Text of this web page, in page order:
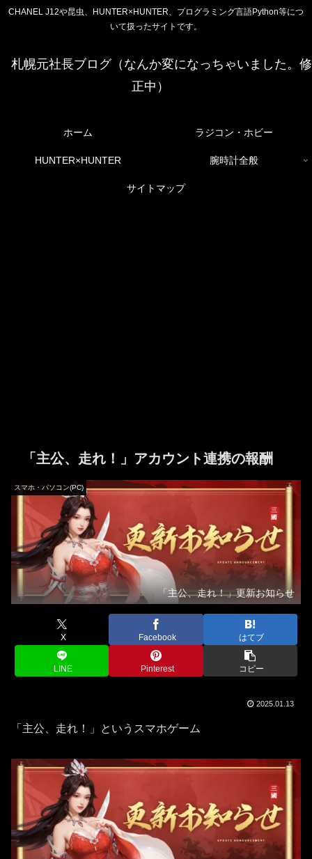
CHANEL J12や昆虫、HUNTER×HUNTER、プログラミング言語Python等につ
いて扱ったサイトです。
札幌元社長ブログ（なんか変になっちゃいました。修
正中）
ホーム ラジコン・ホビー
HUNTER×HUNTER 腕時計全般
サイトマップ
「主公、走れ！」アカウント連携の報酬
スマホ・パソコン(PC)
「主公、走れ！」更新お知らせ
X Facebook はてブ
LINE Pinterest コピー
2025.01.13
「主公、走れ！」というスマホゲーム